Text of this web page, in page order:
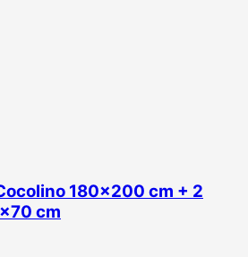
180×200 cm + 2
cm